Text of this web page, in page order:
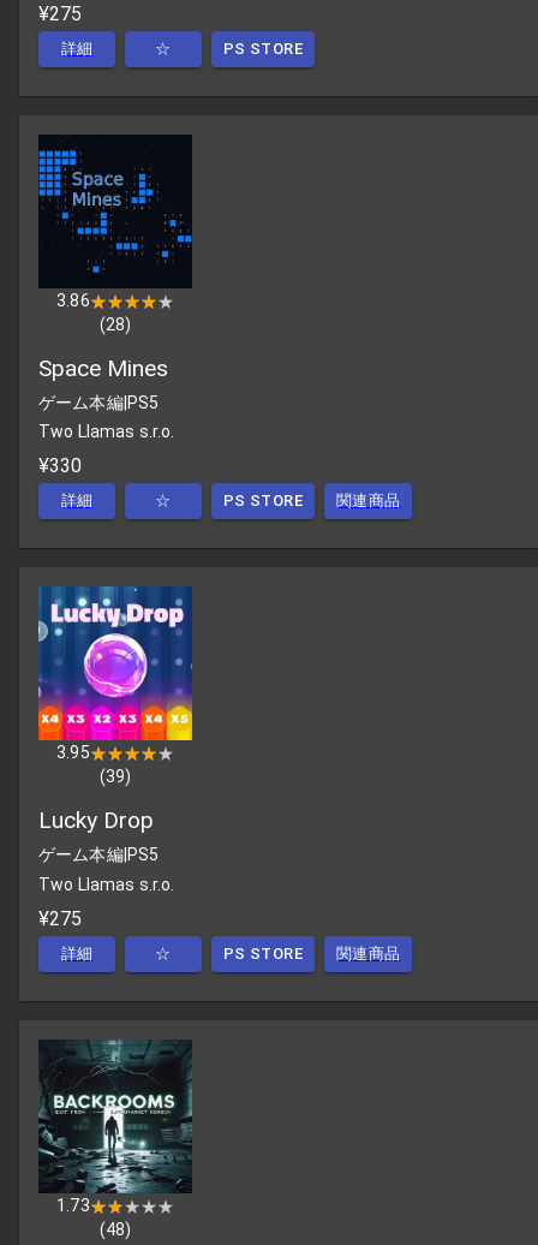
¥275
詳細 ☆ PS STORE
3.86★★★★★
★★★★★
(28)
Space Mines
ゲーム本編|PS5
Two Llamas s.r.o.
¥330
詳細 ☆ PS STORE 関連商品
3.95★★★★★
★★★★★
(39)
Lucky Drop
ゲーム本編| PS5
Two Llamas s.r.o.
¥275
詳細 ☆ PS STORE 関連商品
1.73★★★★★
★★★★★
(48)